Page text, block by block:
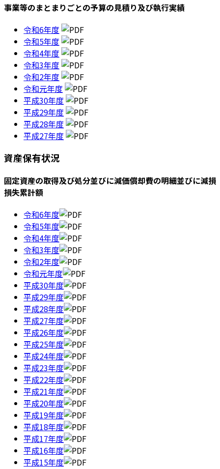
事業等のまとまりごとの予算の見積り及び執行実績
令和6年度
令和5年度
令和4年度
令和3年度
令和2年度
令和元年度
平成30年度
平成29年度
平成28年度
平成27年度
資産保有状況
固定資産の取得及び処分並びに減価償却費の明細並びに減損
損失累計額
令和6年度
令和5年度
令和4年度
令和3年度
令和2年度
令和元年度
平成30年度
平成29年度
平成28年度
平成27年度
平成26年度
平成25年度
平成24年度
平成23年度
平成22年度
平成21年度
平成20年度
平成19年度
平成18年度
平成17年度
平成16年度
平成15年度